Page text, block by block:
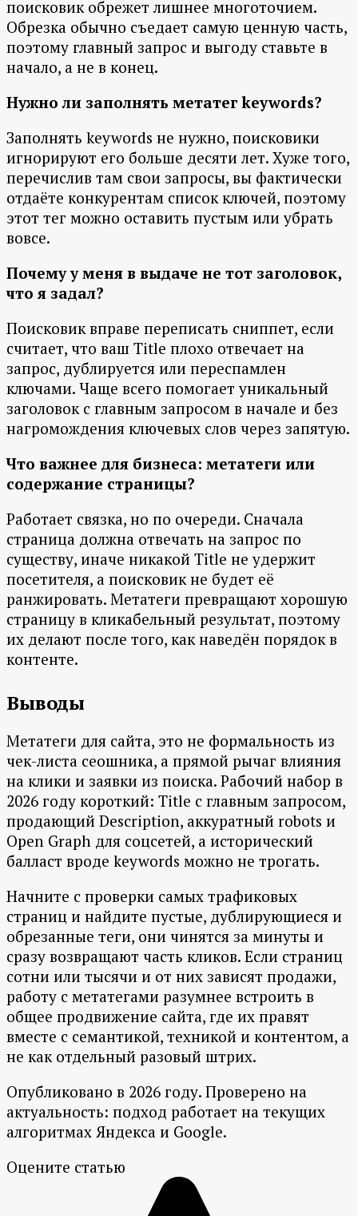
поисковик обрежет лишнее многоточием.
Обрезка обычно съедает самую ценную часть,
поэтому главный запрос и выгоду ставьте в
начало, а не в конец.
Нужно ли заполнять метатег keywords?
Заполнять keywords не нужно, поисковики
игнорируют его больше десяти лет. Хуже того,
перечислив там свои запросы, вы фактически
отдаёте конкурентам список ключей, поэтому
этот тег можно оставить пустым или убрать
вовсе.
Почему у меня в выдаче не тот заголовок,
что я задал?
Поисковик вправе переписать сниппет, если
считает, что ваш Title плохо отвечает на
запрос, дублируется или переспамлен
ключами. Чаще всего помогает уникальный
заголовок с главным запросом в начале и без
нагромождения ключевых слов через запятую.
Что важнее для бизнеса: метатеги или
содержание страницы?
Работает связка, но по очереди. Сначала
страница должна отвечать на запрос по
существу, иначе никакой Title не удержит
посетителя, а поисковик не будет её
ранжировать. Метатеги превращают хорошую
страницу в кликабельный результат, поэтому
их делают после того, как наведён порядок в
контенте.
Выводы
Метатеги для сайта, это не формальность из
чек-листа сеошника, а прямой рычаг влияния
на клики и заявки из поиска. Рабочий набор в
2026 году короткий: Title с главным запросом,
продающий Description, аккуратный robots и
Open Graph для соцсетей, а исторический
балласт вроде keywords можно не трогать.
Начните с проверки самых трафиковых
страниц и найдите пустые, дублирующиеся и
обрезанные теги, они чинятся за минуты и
сразу возвращают часть кликов. Если страниц
сотни или тысячи и от них зависят продажи,
работу с метатегами разумнее встроить в
общее продвижение сайта, где их правят
вместе с семантикой, техникой и контентом, а
не как отдельный разовый штрих.
Опубликовано в 2026 году. Проверено на
актуальность: подход работает на текущих
алгоритмах Яндекса и Google.
Оцените статью